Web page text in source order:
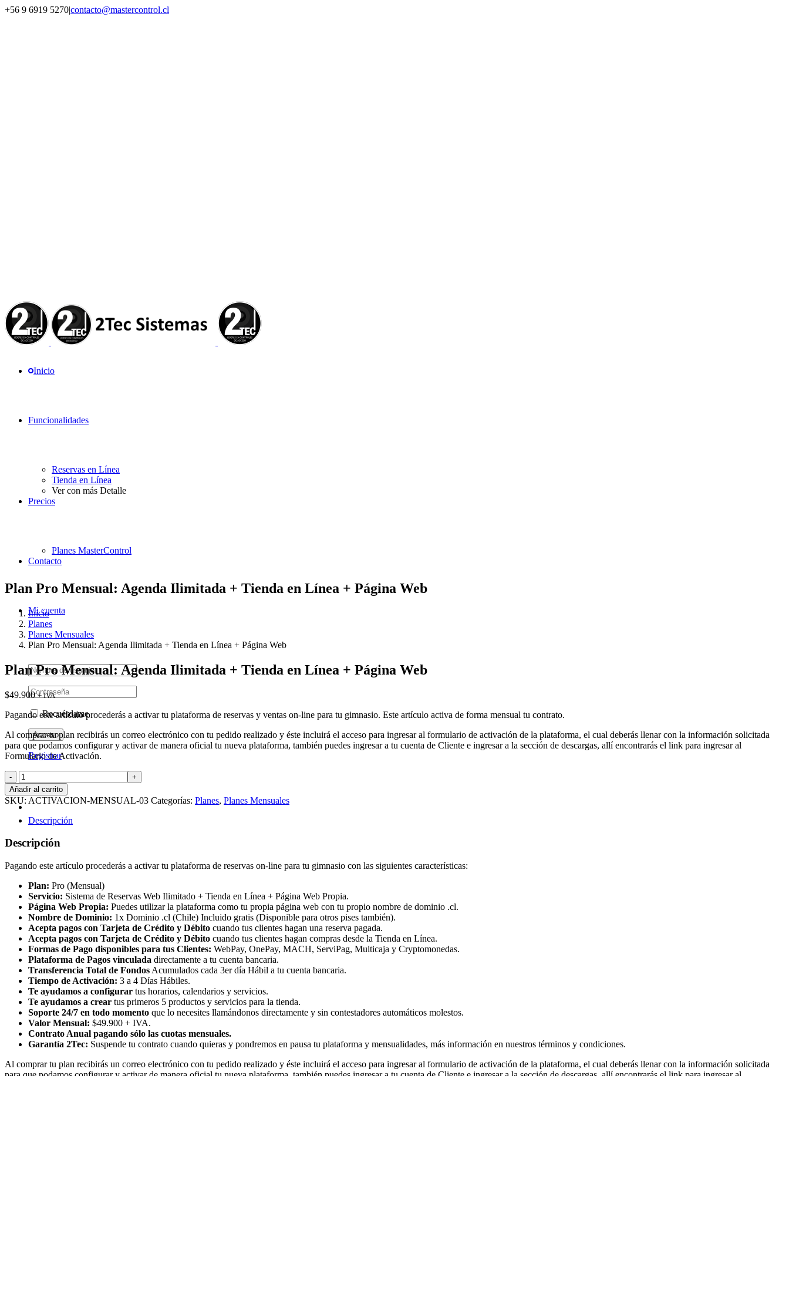
Saltar
+56 9 6919 5270|contacto@mastercontrol.cl
Inicio
Funcionalidades
Reservas en Línea
Tienda en Línea
Ver con más Detalle
Precios
Planes MasterControl
Contacto
Mi cuenta
Recuérdame
Registrar
Plan Pro Mensual: Agenda Ilimitada + Tienda en Línea + Página Web
Inicio
Planes
Planes Mensuales
Plan Pro Mensual: Agenda Ilimitada + Tienda en Línea + Página Web
Plan Pro Mensual:Agenda Ilimitada + Tienda en Línea + Página Web
$49.900 + IVA
Pagando este artículo procederás a activar tu plataforma de reservas y ventas on-line para tu gimnasio. Este artículo activa de forma mensual tu contrato.
Al comprar tu plan recibirás un correo electrónico con tu pedido realizado y éste incluirá el acceso para ingresar al formulario de activación de la plataforma, el cual deberás llenar con la información solicitada
para que podamos configurar y activar de manera oficial tu nueva plataforma, también puedes ingresar a tu cuenta de Cliente e ingresar a la sección de descargas, allí encontrarás el link para ingresar al
Formulario de Activación.
Plan
Pro
Mensual:
Agenda
Ilimitada
Tienda
en
+
Página
Web
cantidad
Añadir al carrito
SKU: ACTIVACION-MENSUAL-03 Categorías: Planes, Planes Mensuales
Descripción
Descripción
Pagando este artículo procederás a activar tu plataforma de reservas on-line para tu gimnasio con las siguientes características:
Plan: Pro (Mensual)
Servicio: Sistema de Reservas Web Ilimitado + Tienda en Línea + Página Web Propia.
Página Web Propia: Puedes utilizar la plataforma como tu propia página web con tu propio nombre de dominio .cl.
Nombre de Dominio: 1x Dominio .cl (Chile) Incluido gratis (Disponible para otros pises también).
Acepta pagos con Tarjeta de Crédito y Débito cuando tus clientes hagan una reserva pagada.
Acepta pagos con Tarjeta de Crédito y Débito cuando tus clientes hagan compras desde la Tienda en Línea.
Formas de Pago disponibles para tus Clientes: WebPay, OnePay, MACH, ServiPag, Multicaja y Cryptomonedas.
Plataforma de Pagos vinculada directamente a tu cuenta bancaria.
Transferencia Total de Fondos Acumulados cada 3er día Hábil a tu cuenta bancaria.
Tiempo de Activación: 3 a 4 Días Hábiles.
Te ayudamos a configurar tus horarios, calendarios y servicios.
Te ayudamos a crear tus primeros 5 productos y servicios para la tienda.
Soporte 24/7 en todo momento que lo necesites llamándonos directamente y sin contestadores automáticos molestos.
Valor Mensual: $49.900 + IVA.
Contrato Anual pagando sólo las cuotas mensuales.
Garantía 2Tec: Suspende tu contrato cuando quieras y pondremos en pausa tu plataforma y mensualidades, más información en nuestros términos y condiciones.
Al comprar tu plan recibirás un correo electrónico con tu pedido realizado y éste incluirá el acceso para ingresar al formulario de activación de la plataforma, el cual deberás llenar con la información solicitada
para que podamos configurar y activar de manera oficial tu nueva plataforma, también puedes ingresar a tu cuenta de Cliente e ingresar a la sección de descargas, allí encontrarás el link para ingresar al